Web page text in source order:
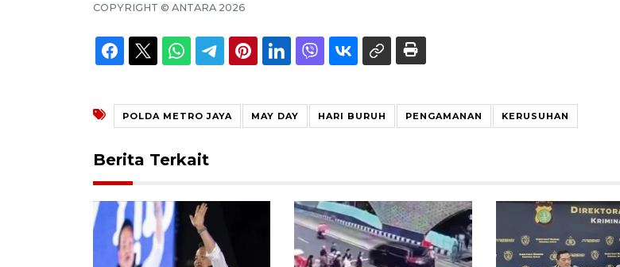
COPYRIGHT © ANTARA 2026
POLDA METRO JAYA MAY DAY HARI BURUH PENGAMANAN KERUSUHAN
Berita Terkait